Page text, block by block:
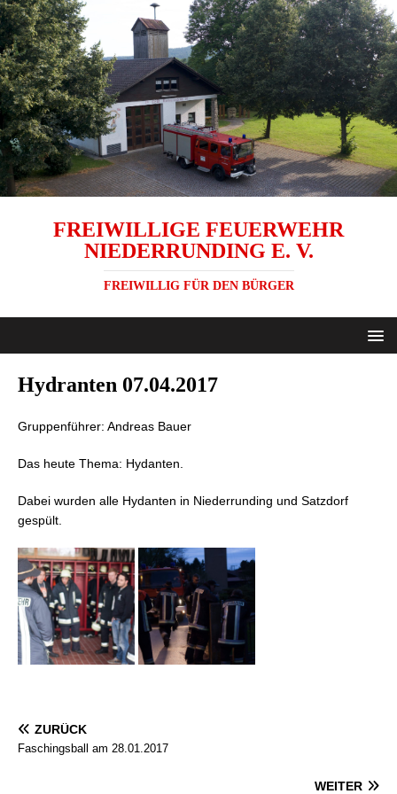
FREIWILLIGE FEUERWEHR
NIEDERRUNDING E. V.
FREIWILLIG FÜR DEN BÜRGER
Hydranten 07.04.2017
Gruppenführer: Andreas Bauer
Das heute Thema: Hydanten.
Dabei wurden alle Hydanten in Niederrunding und Satzdorf
gespült.
ZURÜCK
Faschingsball am 28.01.2017
WEITER